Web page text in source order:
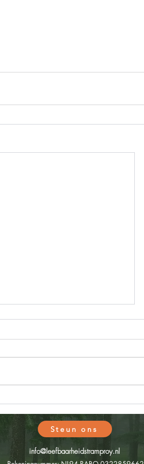
Paasbloemstukjes Visio
Steun ons
info@leefbaarheidstramproy.nl